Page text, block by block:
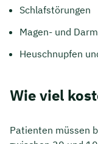
Schlafstörungen
Magen- und
Heuschnupfen
Wie viel
Patienten müssen